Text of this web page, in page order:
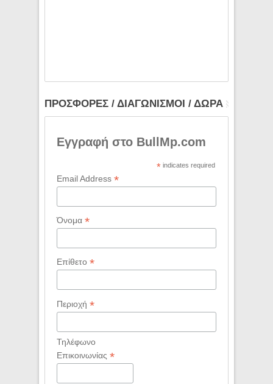
ΠΡΟΣΦΟΡΕΣ / ΔΙΑΓΩΝΙΣΜΟΙ / ΔΩΡΑ
Εγγραφή στο BullMp.com
*indicates required
Email Address *
Όνομα *
Επίθετο *
Περιοχή *
Τηλέφωνο
Επικοινωνίας *